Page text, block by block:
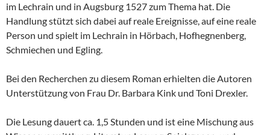
im Lechrain und in Augsburg 1527 zum Thema hat. Die
Handlung stützt sich dabei auf reale Ereignisse, auf eine reale
Person und spielt im Lechrain in Hörbach, Hofhegnenberg,
Schmiechen und Egling.
Bei den Recherchen zu diesem Roman erhielten die Autoren
Unterstützung von Frau Dr. Barbara Kink und Toni Drexler.
Die Lesung dauert ca. 1,5 Stunden und ist eine Mischung aus